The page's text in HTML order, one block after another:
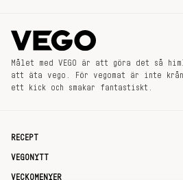
Målet med VEGO är att göra det så
att äta vego. För vegomat är inte
ett kick och smakar fantastiskt.
RECEPT
VEGONYTT
VECKOMENYER